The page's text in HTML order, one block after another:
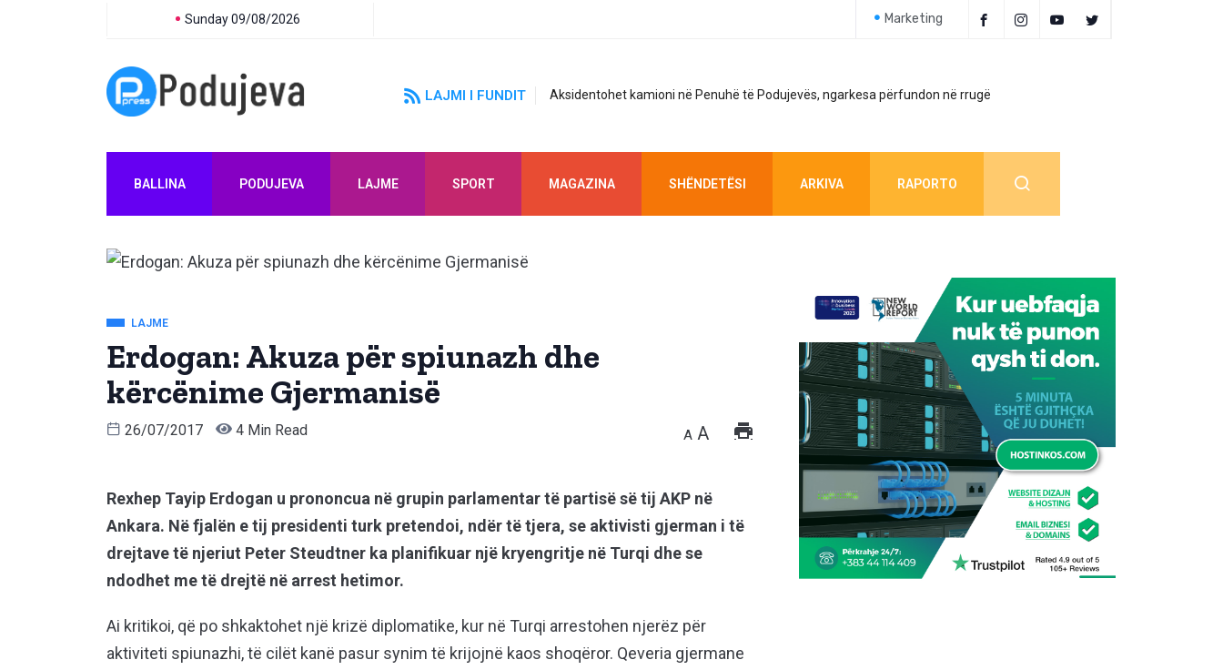
Sunday 09/08/2026 Marketing
LAJMI I FUNDIT Aksidentohet kamioni në Penuhë të Podujevës, ngarkesa përfundon në rrugë
BALLINA PODUJEVA LAJME SPORT MAGAZINA SHËNDETËSI ARKIVA RAPORTO
LAJME
Erdogan: Akuza për spiunazh dhe
kërcënime Gjermanisë
26/07/2017 4 Min Read A A
Rexhep Tayip Erdogan u prononcua në grupin parlamentar të partisë së tij AKP në
Ankara. Në fjalën e tij presidenti turk pretendoi, ndër të tjera, se aktivisti gjerman i të
drejtave të njeriut Peter Steudtner ka planifikuar një kryengritje në Turqi dhe se
ndodhet me të drejtë në arrest hetimor.
Ai kritikoi, që po shkaktohet një krizë diplomatike, kur në Turqi arrestohen njerëz për
aktiviteti spiunazhi, të cilët kanë pasur synim të krijojnë kaos shoqëror. Qeveria gjermane